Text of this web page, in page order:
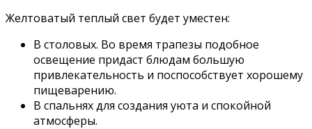
Желтоватый теплый свет будет уместен:
В столовых. Во время трапезы подобное
освещение придаст блюдам большую
привлекательность и поспособствует хорошему
пищеварению.
В спальнях для создания уюта и спокойной
атмосферы.